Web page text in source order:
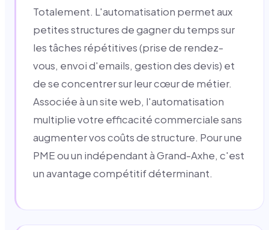
Totalement. L'automatisation permet aux
petites structures de gagner du temps sur
les tâches répétitives (prise de rendez-
vous, envoi d'emails, gestion des devis) et
de se concentrer sur leur cœur de métier.
Associée à un site web, l'automatisation
multiplie votre efficacité commerciale sans
augmenter vos coûts de structure. Pour une
PME ou un indépendant à Grand-Axhe, c'est
un avantage compétitif déterminant.